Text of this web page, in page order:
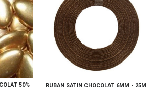
50% RUBAN SATIN CHOCOLAT 6MM - 25M